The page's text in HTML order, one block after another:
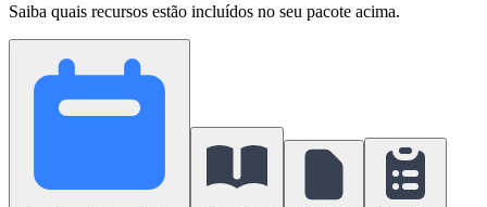
Saiba quais recursos estão incluídos no seu pacote acima.